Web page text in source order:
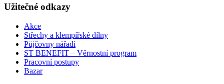
Užitečné odkazy
Akce
Střechy a klempířské dílny
Půjčovny nářadí
ST BENEFIT – Věrnostní program
Pracovní postupy
Bazar